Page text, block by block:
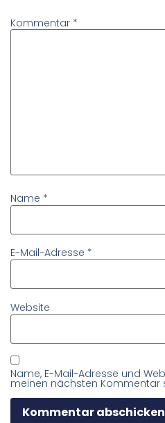
Kommentar *
Name *
E-Mail-Adresse *
Website
Name, E-Mail-Adresse und
meinen nächsten Kommentar